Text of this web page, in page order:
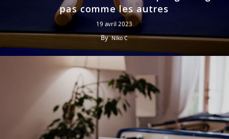
pas comme les autres
19 avril 2023
By Niko C